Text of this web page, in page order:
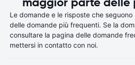
Le domande e le risposte che seguono
delle domande più frequenti. Se la
consultare la pagina delle domande
mettersi in contatto con noi.